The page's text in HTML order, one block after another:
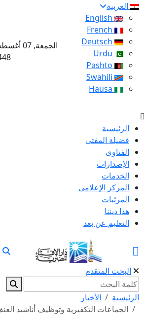
العربية
الرئيسية
فضيلة المفتى
الفتاوى
الإصدارات
الخدمات
المركز الإعلامى
المرئيات
هذا ديننا
التعليم عن بعد
البحث المتقدم
الرئيسية
الأخبار
الجماعات التكفيرية وتوظيف أناشيد